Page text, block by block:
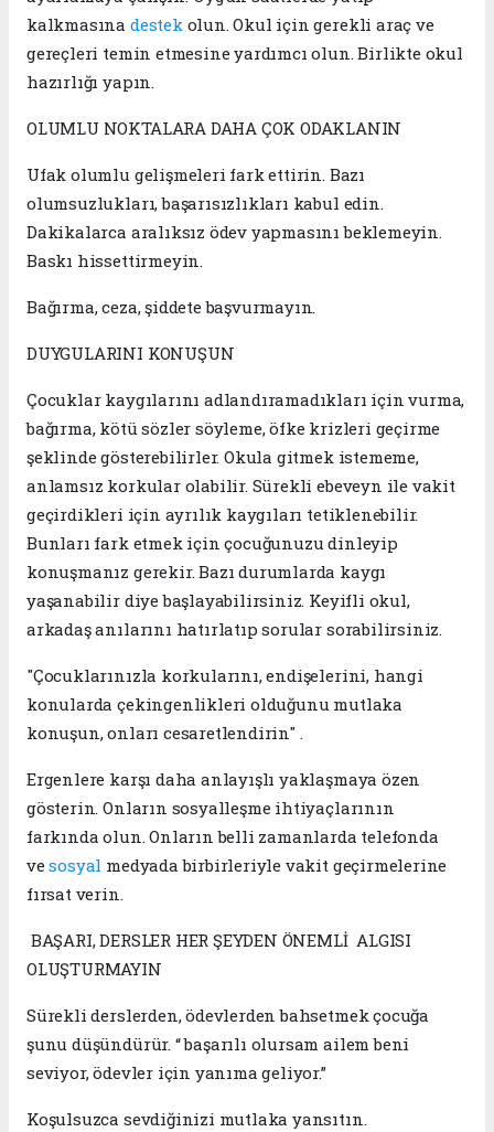
kalkmasına destek olun. Okul için gerekli araç ve
gereçleri temin etmesine yardımcı olun. Birlikte okul
hazırlığı yapın.
OLUMLU NOKTALARA DAHA ÇOK ODAKLANIN
Ufak olumlu gelişmeleri fark ettirin. Bazı
olumsuzlukları, başarısızlıkları kabul edin.
Dakikalarca aralıksız ödev yapmasını beklemeyin.
Baskı hissettirmeyin.
Bağırma, ceza, şiddete başvurmayın.
DUYGULARINI KONUŞUN
Çocuklar kaygılarını adlandıramadıkları için vurma,
bağırma, kötü sözler söyleme, öfke krizleri geçirme
şeklinde gösterebilirler. Okula gitmek istememe,
anlamsız korkular olabilir. Sürekli ebeveyn ile vakit
geçirdikleri için ayrılık kaygıları tetiklenebilir.
Bunları fark etmek için çocuğunuzu dinleyip
konuşmanız gerekir. Bazı durumlarda kaygı
yaşanabilir diye başlayabilirsiniz. Keyifli okul,
arkadaş anılarını hatırlatıp sorular sorabilirsiniz.
"Çocuklarınızla korkularını, endişelerini, hangi
konularda çekingenlikleri olduğunu mutlaka
konuşun, onları cesaretlendirin" .
Ergenlere karşı daha anlayışlı yaklaşmaya özen
gösterin. Onların sosyalleşme ihtiyaçlarının
farkında olun. Onların belli zamanlarda telefonda
vesosyal medyada birbirleriyle vakit geçirmelerine
fırsat verin.
BAŞARI, DERSLER HER ŞEYDEN ÖNEMLİ ALGISI
OLUŞTURMAYIN
Sürekli derslerden, ödevlerden bahsetmek çocuğa
şunu düşündürür. “ başarılı olursam ailem beni
seviyor, ödevler için yanıma geliyor.”
Koşulsuzca sevdiğinizi mutlaka yansıtın.